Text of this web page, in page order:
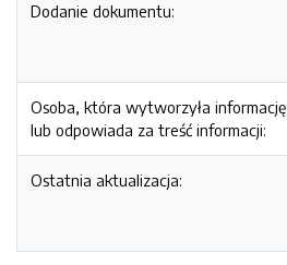
Dodanie dokumentu:
Osoba, która wytworzyła informację
lub odpowiada za treść informacji:
Ostatnia aktualizacja: